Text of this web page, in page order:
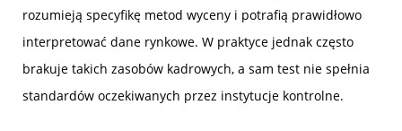
rozumieją specyfikę metod wyceny i potrafią prawidłowo
interpretować dane rynkowe. W praktyce jednak często
brakuje takich zasobów kadrowych, a sam test nie spełnia
standardów oczekiwanych przez instytucje kontrolne.